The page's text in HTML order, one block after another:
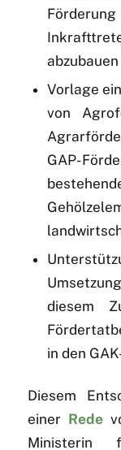
abzubauen
Vorlage
von
GAP-
diesem
in den
Diesem
einer Rede
Ministerin